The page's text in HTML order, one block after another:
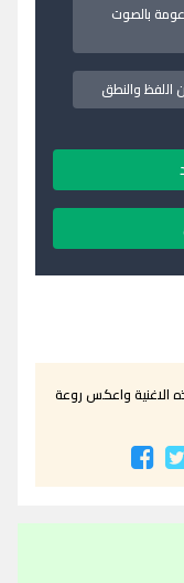
بالصوت
الاغنية واعكس روعة